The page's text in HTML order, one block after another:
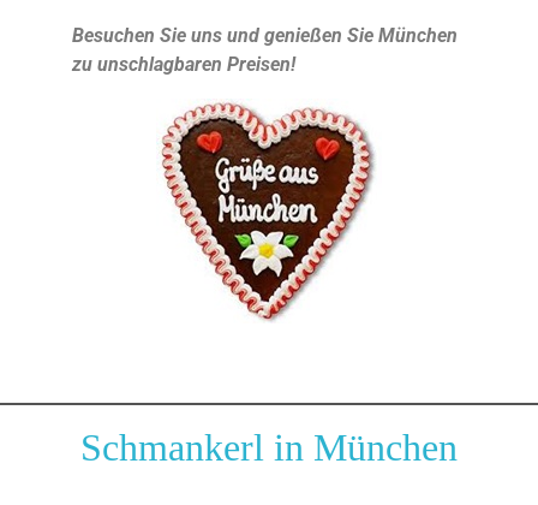
Besuchen Sie uns und genießen Sie München
zu unschlagbaren Preisen!
Schmankerl in München